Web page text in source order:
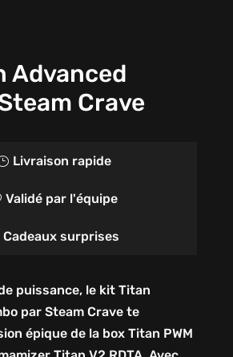
Advanced
Crave
Livraison rapide
Validé par l'équipe
Cadeaux surprises
puissance, le kit Titan
par Steam Crave te
épique de la box Titan PWM